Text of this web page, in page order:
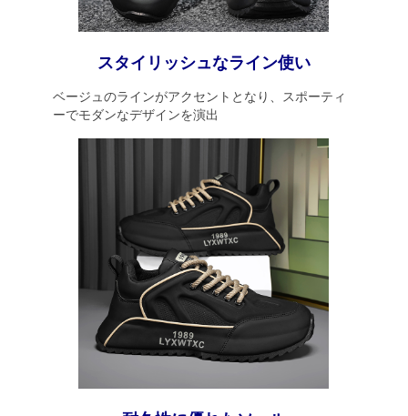
スタイリッシュなライン使い
ベージュのラインがアクセントとなり、スポーティ
ーでモダンなデザインを演出